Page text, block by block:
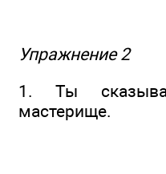
Упражнение 2
1. Ты
мастерище.